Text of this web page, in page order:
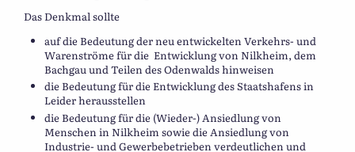
Das Denkmal sollte
auf die Bedeutung der neu entwickelten Verkehrs- und
Warenströme für die Entwicklung von Nilkheim, dem
Bachgau und Teilen des Odenwalds hinweisen
die Bedeutung für die Entwicklung des Staatshafens in
Leider herausstellen
die Bedeutung für die (Wieder-) Ansiedlung von
Menschen in Nilkheim sowie die Ansiedlung von
Industrie- und Gewerbebetrieben verdeutlichen und